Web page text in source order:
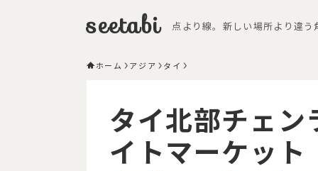
seetabi 点より線。新しい場所より違う
ホーム アジア タイ
タイ北部チェ
イトマーケット